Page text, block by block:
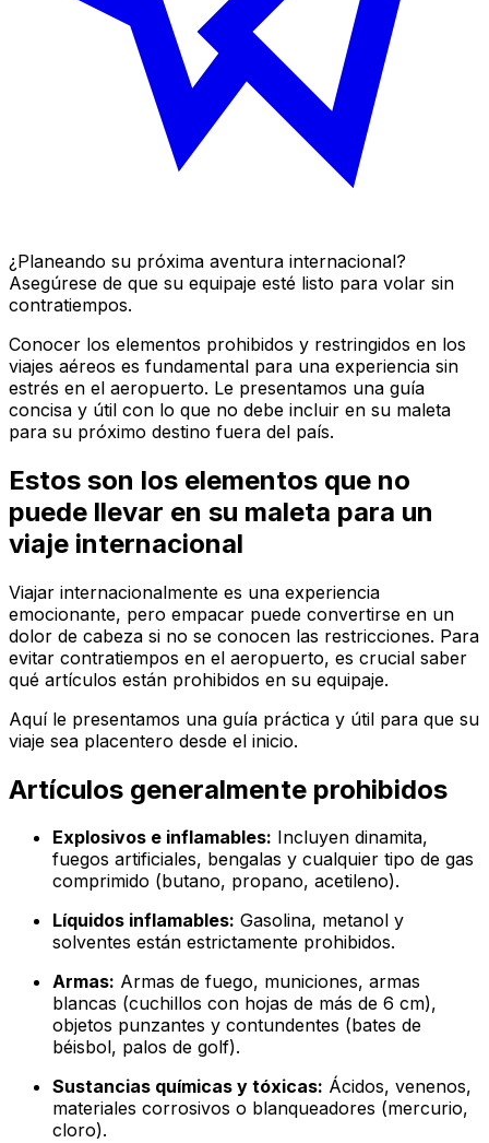
¿Planeando su próxima aventura internacional?
Asegúrese de que su equipaje esté listo para volar sin
contratiempos.
Conocer los elementos prohibidos y restringidos en los
viajes aéreos es fundamental para una experiencia sin
estrés en el aeropuerto. Le presentamos una guía
concisa y útil con lo que no debe incluir en su maleta
para su próximo destino fuera del país.
Estos son los elementos que no
puede llevar en su maleta para un
viaje internacional
Viajar internacionalmente es una experiencia
emocionante, pero empacar puede convertirse en un
dolor de cabeza si no se conocen las restricciones. Para
evitar contratiempos en el aeropuerto, es crucial saber
qué artículos están prohibidos en su equipaje.
Aquí le presentamos una guía práctica y útil para que su
viaje sea placentero desde el inicio.
Artículos generalmente prohibidos
Explosivos e inflamables: Incluyen dinamita,
fuegos artificiales, bengalas y cualquier tipo de gas
comprimido (butano, propano, acetileno).
Líquidos inflamables: Gasolina, metanol y
solventes están estrictamente prohibidos.
Armas: Armas de fuego, municiones, armas
blancas (cuchillos con hojas de más de 6 cm),
objetos punzantes y contundentes (bates de
béisbol, palos de golf).
Sustancias químicas y tóxicas: Ácidos, venenos,
materiales corrosivos o blanqueadores (mercurio,
cloro).